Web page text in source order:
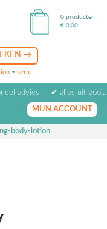
• serum
0 producten
€ 0,00
advies
✔ alles uit voorraad leverbaar
beoordelingen
MIJN ACCOUNT
body-lotion